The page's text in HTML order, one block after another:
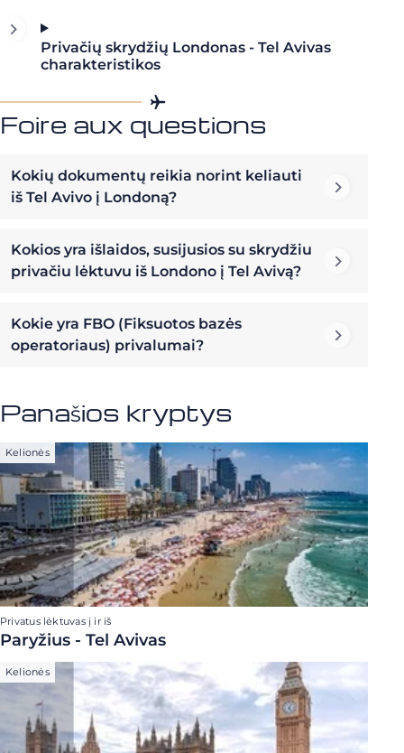
Privačių skrydžių Londonas - Tel Avivas
charakteristikos
Foire aux questions
Kokių dokumentų reikia norint keliauti
iš Tel Avivo į Londoną?
Kokios yra išlaidos, susijusios su skrydžiu
privačiu lėktuvu iš Londono į Tel Avivą?
Kokie yra FBO (Fiksuotos bazės
operatoriaus) privalumai?
Panašios kryptys
Kelionės
Privatus lėktuvas į ir iš
Paryžius - Tel Avivas
Kelionės